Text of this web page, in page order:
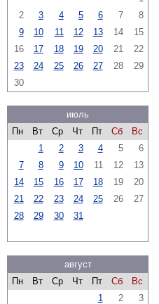
2
3 4 5 6 7
8
9
10 11 12 13 14
15
16
17 18 19 20 21
22
23
24 25 26 27 28
29
30
июль
Пн
Вт Ср Чт Пт Сб
Вс
1
2 3 4 5
6
7
8 9 10 11 12
13
14
15 16 17 18 19
20
21
22 23 24 25 26
27
28
29 30 31
август
Пн
Вт Ср Чт Пт Сб
Вс
1
2 3